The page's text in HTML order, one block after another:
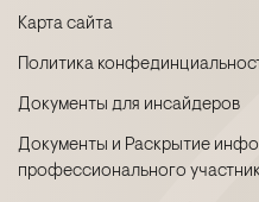
Карта сайта
Политика
Документы для инсайдеров
Документы и Раскрытие
профессионального